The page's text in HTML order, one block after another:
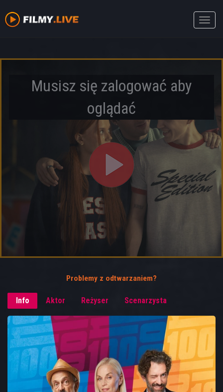
Toggle
Musisz się zalogować aby
oglądać
Problemy z odtwarzaniem?
Info Aktor Reżyser Scenarzysta